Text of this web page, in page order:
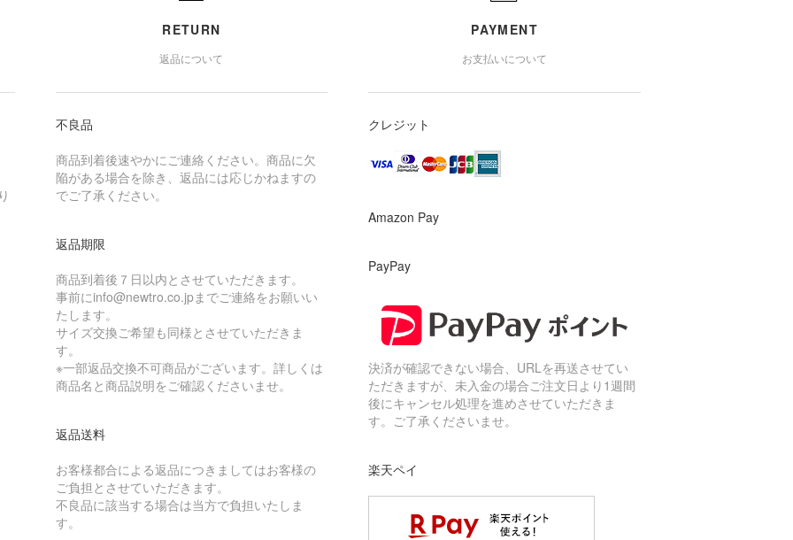
RETURN
返品について
不良品
商品到着後速やかにご連絡ください。商品に欠
陥がある場合を除き、返品には応じかねますの
でご了承ください。
返品期限
商品到着後７日以内とさせていただきます。
事前にinfo@newtro.co.jpまでご連絡をお願いい
たします。
サイズ交換ご希望も同様とさせていただきま
す。
※一部返品交換不可商品がございます。詳しくは
商品名と商品説明をご確認くださいませ。
返品送料
お客様都合による返品につきましてはお客様の
ご負担とさせていただきます。
不良品に該当する場合は当方で負担いたしま
す。
PAYMENT
お支払いについて
クレジット
Amazon Pay
PayPay
決済が確認できない場合、URLを再送させてい
ただきますが、未入金の場合ご注文日より1週間
後にキャンセル処理を進めさせていただきま
す。ご了承くださいませ。
楽天ペイ